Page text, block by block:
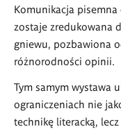
Komunikacja
zostaje zredukowana
gniewu, pozbawiona
różnorodności opinii.
Tym samym wystawa
ograniczeniach nie
technikę literacką,